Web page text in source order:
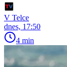
V Telce
dnes, 17:50
4 min